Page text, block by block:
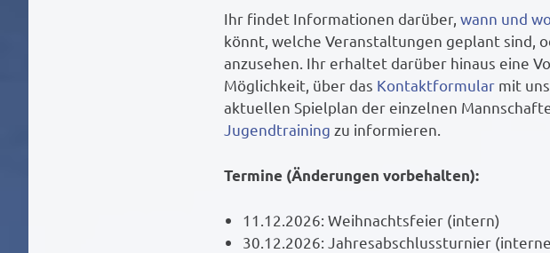
Ihr findet Informationen darüber, wann und
könnt, welche Veranstaltungen geplant sind,
anzusehen. Ihr erhaltet darüber hinaus eine
Möglichkeit, über das Kontaktformular mit
aktuellen Spielplan der einzelnen
Jugendtraining zu informieren.
Termine (Änderungen vorbehalten):
11.12.2026: Weihnachtsfeier (intern)
30.12.2026: Jahresabschlussturnier